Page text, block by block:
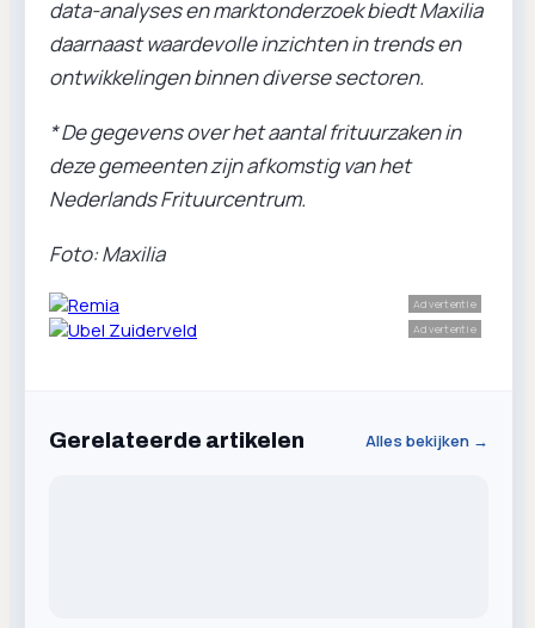
data-analyses en marktonderzoek biedt Maxilia
daarnaast waardevolle inzichten in trends en
ontwikkelingen binnen diverse sectoren.
* De gegevens over het aantal frituurzaken in
deze gemeenten zijn afkomstig van het
Nederlands Frituurcentrum.
Foto: Maxilia
Advertentie
Advertentie
Gerelateerde artikelen Alles bekijken →